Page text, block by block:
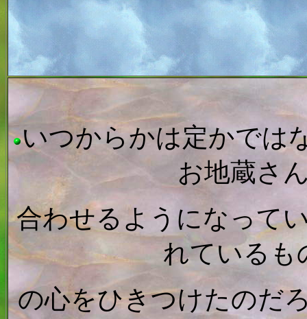
いつからかは定かでは
お地蔵さ
合わせるようになって
れているも
の心をひきつけたのだ